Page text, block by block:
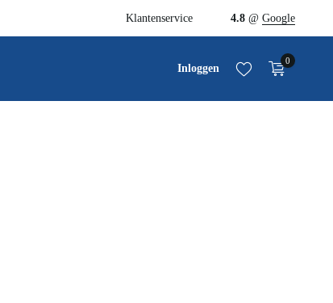
Klantenservice 4.8@ Google
Inloggen
0